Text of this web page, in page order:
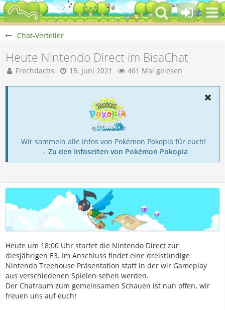
Chat-Verteiler
Heute Nintendo Direct im BisaChat
Frechdachs 15. Juni 2021 461 Mal gelesen
Wir sammeln alle Infos von Pokémon Pokopia für euch!
→ Zu den Infoseiten von Pokémon Pokopia
Heute um 18:00 Uhr startet die Nintendo Direct zur
diesjährigen E3. Im Anschluss findet eine dreistündige
Nintendo Treehouse Präsentation statt in der wir Gameplay
aus verschiedenen Spielen sehen werden.
Der Chatraum zum gemeinsamen Schauen ist nun offen, wir
freuen uns auf euch!